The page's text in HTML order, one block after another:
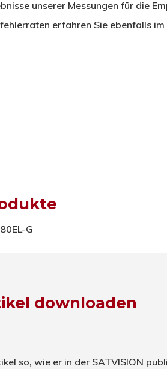
unserer Messungen für die
erfahren Sie ebenfalls
G
downloaden
so, wie er in der SATVISION